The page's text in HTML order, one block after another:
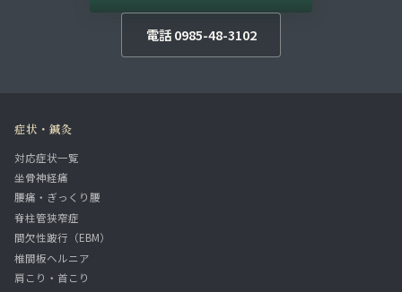
電話 0985-48-3102
症状・鍼灸
対応症状一覧
坐骨神経痛
腰痛・ぎっくり腰
脊柱管狭窄症
間欠性跛行（EBM）
椎間板ヘルニア
肩こり・首こり